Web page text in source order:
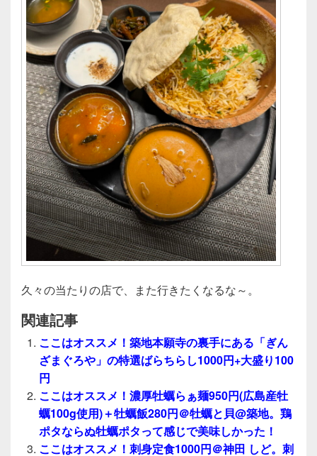
久々の当たりの店で、また行きたくなるな～。
関連記事
ここはオススメ！築地本願寺の裏手にある「ぎん
ざまぐろや」の特選ばらちらし1000円+大盛り100
円
ここはオススメ！濃厚牡蠣らぁ麺950円(広島産牡
蠣100g使用)＋牡蠣飯280円＠牡蠣と貝@築地。鶏
ポタならぬ牡蠣ポタって感じで美味しかった！
ここはオススメ！刺身定食1000円＠神田 しど。刺